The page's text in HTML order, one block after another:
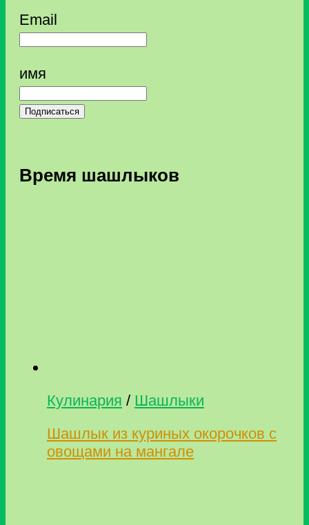
Email
имя
Подписаться
Время шашлыков
Кулинария / Шашлыки
Шашлык из куриных окорочков с
овощами на мангале